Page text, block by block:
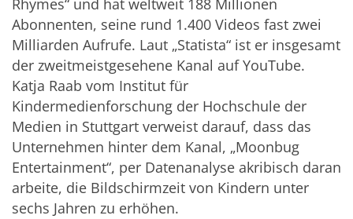
Rhymes“ und hat weltweit 188 Millionen
Abonnenten, seine rund 1.400 Videos fast zwei
Milliarden Aufrufe. Laut „Statista“ ist er insgesamt
der zweitmeistgesehene Kanal auf YouTube.
Katja Raab vom Institut für
Kindermedienforschung der Hochschule der
Medien in Stuttgart verweist darauf, dass das
Unternehmen hinter dem Kanal, „Moonbug
Entertainment“, per Datenanalyse akribisch daran
arbeite, die Bildschirmzeit von Kindern unter
sechs Jahren zu erhöhen.